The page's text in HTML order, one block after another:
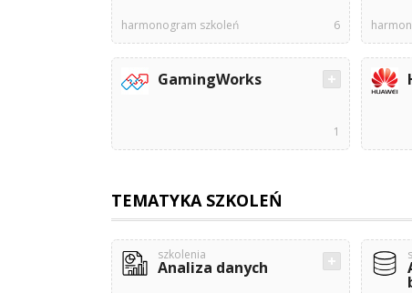
harmonogram szkoleń 6
GamingWorks
1
TEMATYKA SZKOLEŃ
szkolenia
Analiza danych